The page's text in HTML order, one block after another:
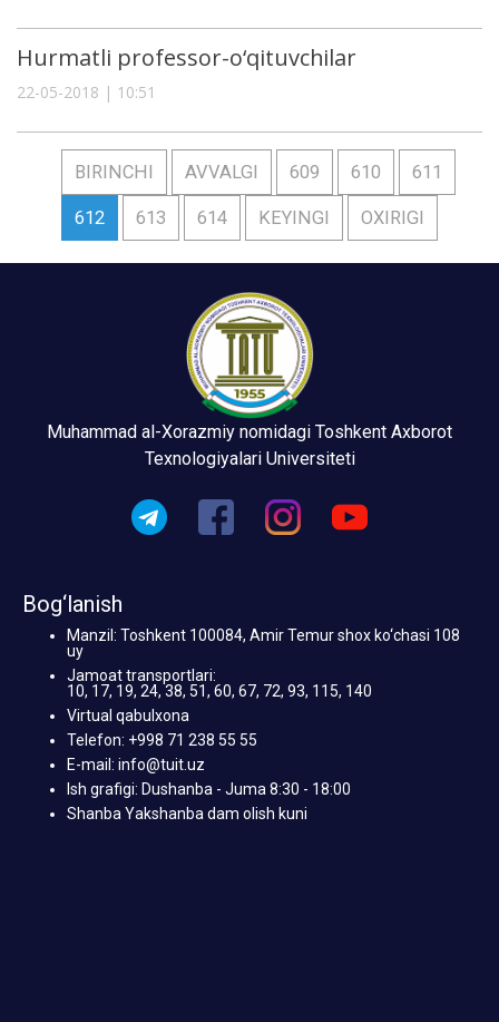
Hurmatli professor-o‘qituvchilar
22-05-2018 | 10:51
BIRINCHI AVVALGI 609 610 611
612 613 614 KEYINGI OXIRIGI
Muhammad al-Xorazmiy nomidagi Toshkent Axborot
Texnologiyalari Universiteti
Bog‘lanish
Manzil: Toshkent 100084, Amir Temur shox ko‘chasi 108
uy
Jamoat transportlari:
10, 17, 19, 24, 38, 51, 60, 67, 72, 93, 115, 140
Virtual qabulxona
Telefon: +998 71 238 55 55
E-mail: info@tuit.uz
Ish grafigi: Dushanba - Juma 8:30 - 18:00
Shanba Yakshanba dam olish kuni